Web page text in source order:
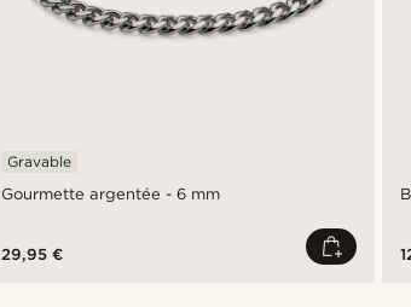
Gourmette argentée - 6 mm
Gravable
29,95 €